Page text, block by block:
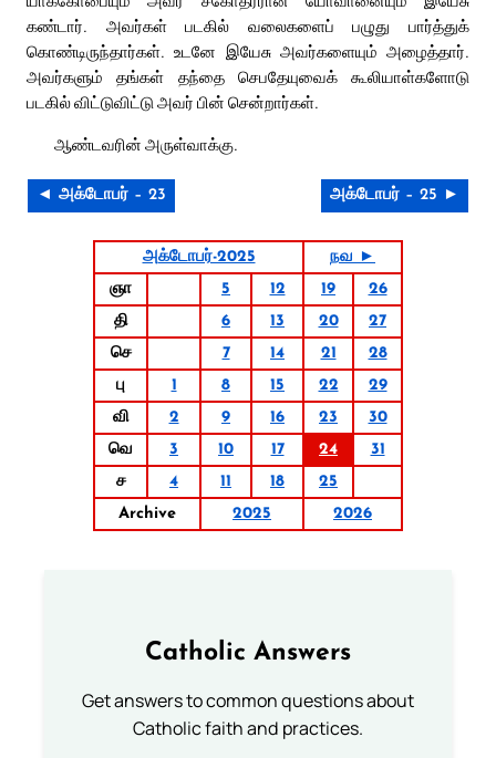
கண்டார். அவர்கள் படகில் வலைகளைப் பழுது பார்த்துக்
கொண்டிருந்தார்கள். உடனே இயேசு அவர்களையும் அழைத்தார்.
அவர்களும் தங்கள் தந்தை செபதேயுவைக் கூலியாள்களோடு
படகில் விட்டுவிட்டு அவர் பின் சென்றார்கள்.
ஆண்டவரின் அருள்வாக்கு.
◄ அக்டோபர் – 23 அக்டோபர் – 25 ►
அக்டோபர்-2025
நவ ►
ஞா
5 12 19
26
தி
6 13 20
27
செ
7 14 21
28
பு
1 8 15 22
29
வி
2 9 16 23
30
வெ
3 10 17 24
31
ச
4 11 18
25
Archive
2025 2026
Catholic Answers
Get answers to common questions about
Catholic faith and practices.